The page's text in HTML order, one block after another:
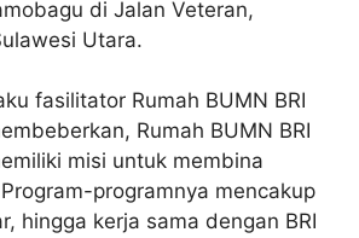
di Jalan Veteran,
Utara.
fasilitator Rumah BUMN BRI
Rumah BUMN BRI
misi untuk membina
programnya mencakup
hingga kerja sama dengan BRI